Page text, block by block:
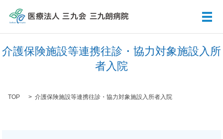
メ
介護保険施設等連携往診・協力対象施設入所
者入院
TOP 介護保険施設等連携往診・協力対象施設入所者入院